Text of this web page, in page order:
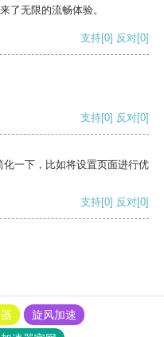
了无限的流畅体验。
支持[0] 反对[0]
支持[0] 反对[0]
一下，比如将设置页面进行优
支持[0] 反对[0]
旋风加速